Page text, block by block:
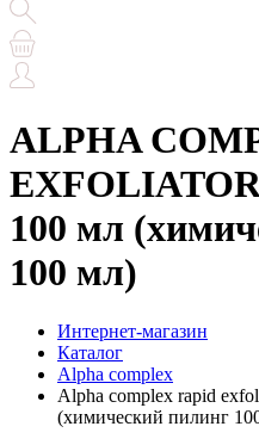
ALPHA
100 мл
100 мл)
Интернет-магазин
Каталог
Alpha complex
Alpha complex rapid
(химический пилинг